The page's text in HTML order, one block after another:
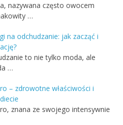
nazywana często owocem
…
na odchudzanie: jak zacząć i
to nie tylko moda, ale
…
– zdrowotne właściwości i
znana ze swojego intensywnie